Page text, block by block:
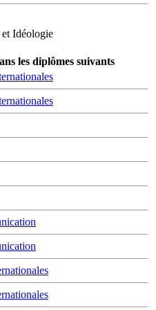
Idéologie
les diplômes suivants